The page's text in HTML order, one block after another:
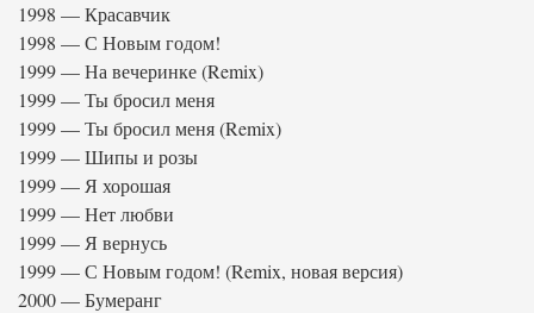
1998 — Красавчик
1998 — С Новым годом!
1999 — На вечеринке (Remix)
1999 — Ты бросил меня
1999 — Ты бросил меня (Remix)
1999 — Шипы и розы
1999 — Я хорошая
1999 — Нет любви
1999 — Я вернусь
1999 — С Новым годом! (Remix, новая версия)
2000 — Бумеранг